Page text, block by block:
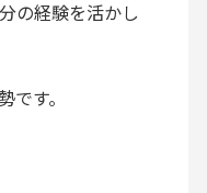
の経験を活かし
す。